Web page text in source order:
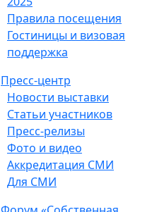
Правила посещения
Гостиницы и визовая
поддержка
Пресс-центр
Новости выставки
Статьи участников
Пресс-релизы
Фото и видео
Аккредитация СМИ
Для СМИ